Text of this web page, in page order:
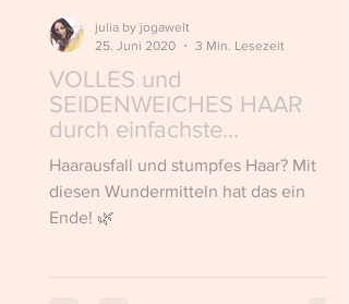
VOLLES und
SEIDENWEICHES HAAR
durch einfachste
Haushaltsmittel 🌿
Haarausfall und stumpfes Haar? Mit
diesen Wundermitteln hat das ein
Ende! 🌿
julia by jogawelt
25. Juni 2020
3 Min. Lesezeit